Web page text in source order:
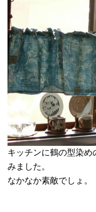
キッチンに鶴の型染め
みました。
なかなか素敵でしょ。